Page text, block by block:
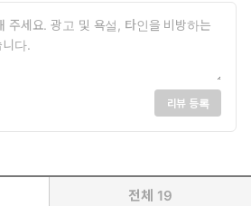
리뷰 등록
전체 19